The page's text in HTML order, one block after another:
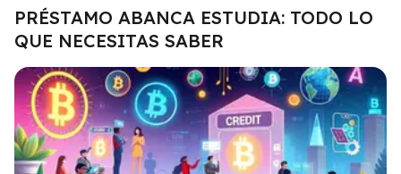
PRÉSTAMO ABANCA ESTUDIA: TODO LO
QUE NECESITAS SABER